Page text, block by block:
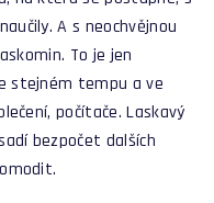
naučily. A s neochvějnou
To je jen
stejném tempu a ve
počítače. Laskavý
bezpočet dalších